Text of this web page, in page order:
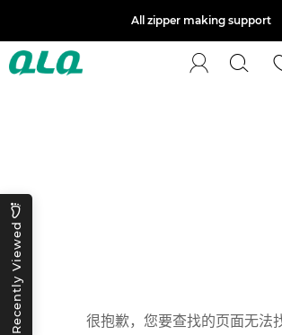
All zipper making support
返回
很抱歉，您要查找的页面无法
Recently Viewed